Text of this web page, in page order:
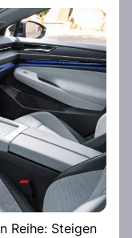
Reihe: Steigen